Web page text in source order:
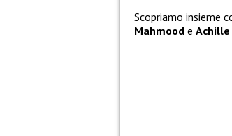
Scopriamo insieme
Mahmood e